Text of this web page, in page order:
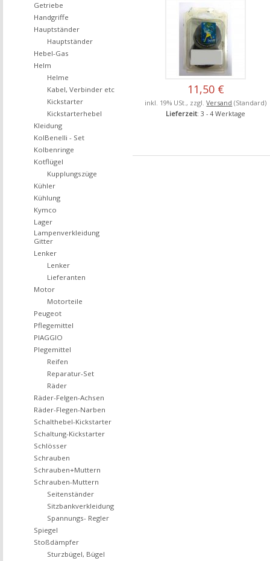
11,50 €
inkl. 19% USt., zzgl.Versand (Standard)
Lieferzeit: 3 - 4 Werktage
Getriebe
Handgriffe
Hauptständer
Hauptständer
Hebel-Gas
Helm
Helme
Kabel, Verbinder etc
Kickstarter
Kickstarterhebel
Kleidung
KolBenelli - Set
Kolbenringe
Kotflügel
Kupplungszüge
Kühler
Kühlung
Kymco
Lager
Lampenverkleidung
Gitter
Lenker
Lenker
Lieferanten
Motor
Motorteile
Peugeot
Pflegemittel
PIAGGIO
Plegemittel
Reifen
Reparatur-Set
Räder
Räder-Felgen-Achsen
Räder-Flegen-Narben
Schalthebel-Kickstarter
Schaltung-Kickstarter
Schlösser
Schrauben
Schrauben+Muttern
Schrauben-Muttern
Seitenständer
Sitzbankverkleidung
Spannungs- Regler
Spiegel
Stoßdämpfer
Sturzbügel, Bügel